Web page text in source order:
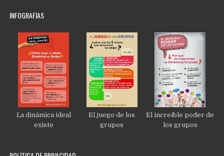
INFOGRAFÍAS
La dinámica ideal
existe
El juego de los
grupos
El increíble poder de
los grupos